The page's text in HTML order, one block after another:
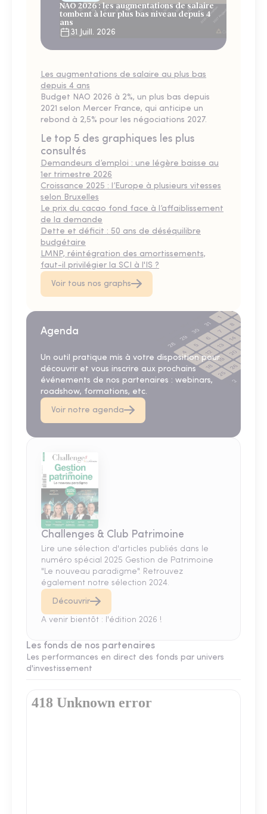
NAO 2026 : les augmentations de salaire
tombent à leur plus bas niveau depuis 4
ans
31 Juill. 2026
Les augmentations de salaire au plus bas
depuis 4 ans
Budget NAO 2026 à 2%, un plus bas depuis
2021 selon Mercer France, qui anticipe un
rebond à 2,5% pour les négociations 2027.
Le top 5 des graphiques les plus
consultés
Demandeurs d’emploi : une légère baisse au
1er trimestre 2026
Croissance 2025 : l’Europe à plusieurs vitesses
selon Bruxelles
Le prix du cacao fond face à l’affaiblissement
de la demande
Dette et déficit : 50 ans de déséquilibre
budgétaire
LMNP, réintégration des amortissements,
faut-il privilégier la SCI à l'IS ?
Voir tous nos graphs
Agenda
Un outil pratique mis à votre disposition pour
découvrir et vous inscrire aux prochains
événements de nos partenaires : webinars,
roadshow, formations, etc.
Voir notre agenda
Challenges & Club Patrimoine
Lire une sélection d'articles publiés dans le
numéro spécial 2025 Gestion de Patrimoine
"Le nouveau paradigme". Retrouvez
également notre sélection 2024.
Découvrir
A venir bientôt : l'édition 2026 !
Les fonds de nos partenaires
Les performances en direct des fonds par univers
d'investissement